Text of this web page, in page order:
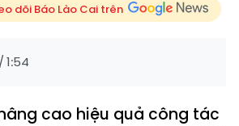
dõi Báo Lào Cai trên
/1:54
cao hiệu quả công tác